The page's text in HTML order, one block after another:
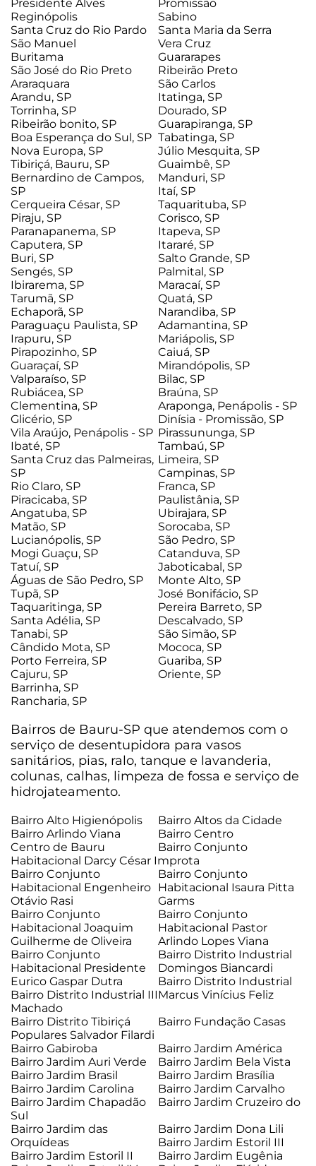
Presidente Alves
Promissão
Reginópolis
Sabino
Santa Cruz do Rio Pardo
Santa Maria da Serra
São Manuel
Vera Cruz
Buritama
Guararapes
São José do Rio Preto
Ribeirão Preto
Araraquara
São Carlos
Arandu, SP
Itatinga, SP
Torrinha, SP
Dourado, SP
Ribeirão bonito, SP
Guarapiranga, SP
Boa Esperança do Sul, SP Tabatinga, SP
Nova Europa, SP
Júlio Mesquita, SP
Tibiriçá, Bauru, SP
Guaimbê, SP
Bernardino de Campos,
SP
Manduri, SP
Cerqueira César, SP
Itaí, SP
Piraju, SP
Taquarituba, SP
Paranapanema, SP
Corisco, SP
Caputera, SP
Itapeva, SP
Buri, SP
Itararé, SP
Sengés, SP
Salto Grande, SP
Ibirarema, SP
Palmital, SP
Tarumã, SP
Maracaí, SP
Echaporã, SP
Quatá, SP
Paraguaçu Paulista, SP
Narandiba, SP
Irapuru, SP
Adamantina, SP
Pirapozinho, SP
Mariápolis, SP
Guaraçaí, SP
Caiuá, SP
Valparaíso, SP
Mirandópolis, SP
Rubiácea, SP
Bilac, SP
Clementina, SP
Braúna, SP
Glicério, SP
Araponga, Penápolis - SP
Vila Araújo, Penápolis - SP
Dinísia - Promissão, SP
Ibaté, SP
Pirassununga, SP
Santa Cruz das Palmeiras,
SP
Tambaú, SP
Rio Claro, SP
Limeira, SP
Piracicaba, SP
Campinas, SP
Angatuba, SP
Franca, SP
Matão, SP
Paulistânia, SP
Lucianópolis, SP
Ubirajara, SP
Mogi Guaçu, SP
Sorocaba, SP
Tatuí, SP
São Pedro, SP
Águas de São Pedro, SP
Catanduva, SP
Tupã, SP
Jaboticabal, SP
Taquaritinga, SP
Monte Alto, SP
Santa Adélia, SP
José Bonifácio, SP
Tanabi, SP
Pereira Barreto, SP
Cândido Mota, SP
Descalvado, SP
Porto Ferreira, SP
São Simão, SP
Cajuru, SP
Mococa, SP
Barrinha, SP
Guariba, SP
Rancharia, SP
Oriente, SP
Bairros de Bauru-SP que atendemos com o
serviço de desentupidora para vasos
sanitários, pias, ralo, tanque e lavanderia,
colunas, calhas, limpeza de fossa e serviço de
hidrojateamento.
Bairro Alto Higienópolis
Bairro Altos da Cidade
Bairro Arlindo Viana
Bairro Centro
Centro de Bauru
Bairro Conjunto
Habitacional Darcy César Improta
Bairro Conjunto
Habitacional Engenheiro
Otávio Rasi
Bairro Conjunto
Habitacional Isaura Pitta
Garms
Bairro Conjunto
Habitacional Joaquim
Guilherme de Oliveira
Bairro Conjunto
Habitacional Pastor
Arlindo Lopes Viana
Bairro Conjunto
Habitacional Presidente
Eurico Gaspar Dutra
Bairro Distrito Industrial
Domingos Biancardi
Bairro Distrito Industrial III
Bairro Distrito Industrial
Marcus Vinícius Feliz
Machado
Bairro Distrito Tibiriçá
Bairro Fundação Casas
Populares Salvador Filardi
Bairro Gabiroba
Bairro Jardim América
Bairro Jardim Auri Verde
Bairro Jardim Bela Vista
Bairro Jardim Brasil
Bairro Jardim Brasília
Bairro Jardim Carolina
Bairro Jardim Carvalho
Bairro Jardim Chapadão
Bairro Jardim Cruzeiro do
Sul
Bairro Jardim das
Orquídeas
Bairro Jardim Dona Lili
Bairro Jardim Estoril II
Bairro Jardim Estoril III
Bairro Jardim Eugênia